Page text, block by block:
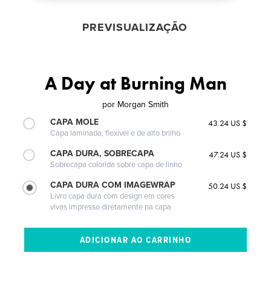
PREVISUALIZAÇÃO
A Day at Burning Man
por Morgan Smith
CAPA MOLE
Capa laminada, flexível e de alto brilho
43.24 US $
CAPA DURA, SOBRECAPA
Sobrecapa colorida sobre capa de linho
47.24 US $
CAPA DURA COM IMAGEWRAP
Livro capa dura com design em cores
vivas impresso diretamente na capa
50.24 US $